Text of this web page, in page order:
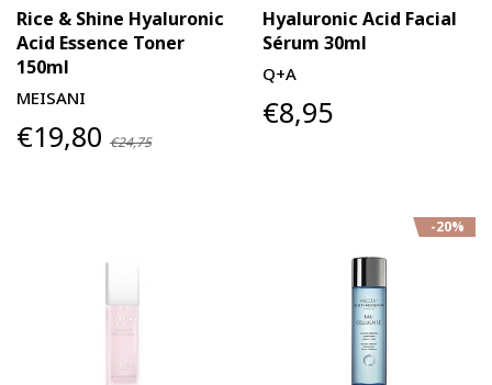
Rice & Shine Hyaluronic
Acid Essence Toner
150ml
MEISANI
€19,80 €24,75
Hyaluronic Acid Facial
Sérum 30ml
Q+A
€8,95
-20%